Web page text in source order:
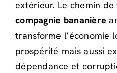
extérieur. Le chemin
compagnie bananière
transforme l’économie
prospérité mais aussi
dépendance et